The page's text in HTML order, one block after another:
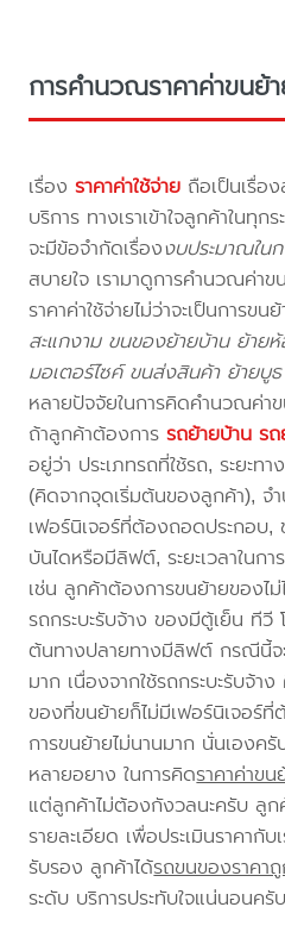
การคำนวณราคาค่าขนย้
เรื่องราคาค่าใช้จ่าย ถือเป็นเรื่อ
บริการ ทางเราเข้าใจลูกค้าในทุ
จะมีข้อจำกัดเรื่องงบประมาณใน
สบายใจ เรามาดูการคำนวณค่า
ราคาค่าใช้จ่ายไม่ว่าจะเป็นการขน
สะแกงาม ขนของย้ายบ้าน ย้า
มอเตอร์ไซค์ ขนส่งสินค้า ย้ายบู
หลายปัจจัยในการคิดคำนวณค่า
ถ้าลูกค้าต้องการรถย้ายบ้าน ร
อยู่ว่า ประเภทรถที่ใช้รถ, ระยะท
(คิดจากจุดเริ่มต้นของลูกค้า), จ
เฟอร์นิเจอร์ที่ต้องถอดประกอบ,
บันไดหรือมีลิฟต์, ระยะเวลาใน
เช่น ลูกค้าต้องการขนย้ายของไม่
รถกระบะรับจ้าง ของมีตู้เย็น ที
ต้นทางปลายทางมีลิฟต์ กรณีนี้จะ
มาก เนื่องจากใช้รถกระบะรับจ้
ของที่ขนย้ายก็ไม่มีเฟอร์นิเจอร์ที่
การขนย้ายไม่นานมาก นั่นเองครั
หลายอยาง ในการคิดราคาค่าข
แต่ลูกค้าไม่ต้องกังวลนะครับ ลูก
รายละเอียด เพื่อประเมินราคากั
รับรอง ลูกค้าได้รถขนของราคา
ระดับ บริการประทับใจแน่นอนครับ